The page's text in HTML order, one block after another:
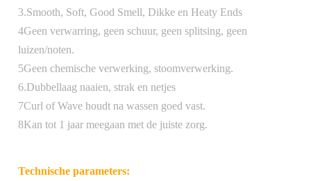
3.Smooth, Soft, Good Smell, Dikke en Heaty Ends
4Geen verwarring, geen schuur, geen splitsing, geen
luizen/noten.
5Geen chemische verwerking, stoomverwerking.
6.Dubbellaag naaien, strak en netjes
7Curl of Wave houdt na wassen goed vast.
8Kan tot 1 jaar meegaan met de juiste zorg.
Technische parameters: